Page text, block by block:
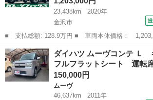
23,438km
2020年
金沢市
■ 支払総額: 128.9万円 ■ 車両本体価格： 1,203,000 円 ■ メーカ
ー名： ダイハツ ■ 車種名： タフト ■ グレ
イブレコーダー バックカメラ ナビ ＴＶ クリ
衝突被害...
石川 金沢市 ダイハツ
ダイハツ ムーヴコンテ
フルフラットシート 運転
150,000円
ムーヴ
46,637km
2011年